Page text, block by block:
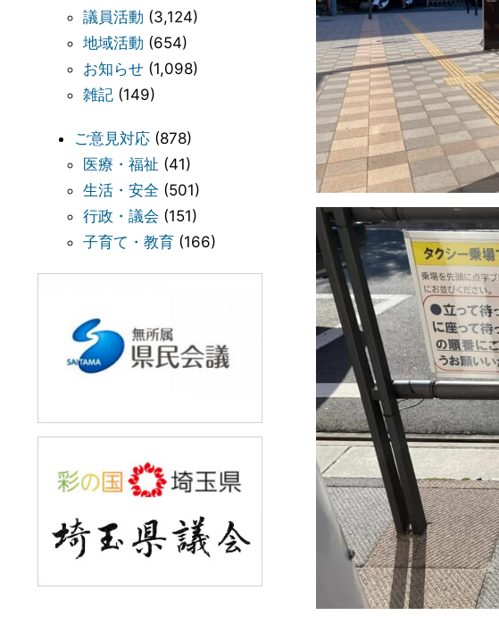
議員活動 (3,124)
地域活動 (654)
お知らせ (1,098)
雑記 (149)
ご意見対応 (878)
医療・福祉 (41)
生活・安全 (501)
行政・議会 (151)
子育て・教育 (166)